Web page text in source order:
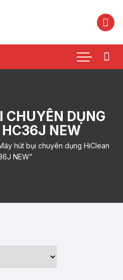
CHUYÊN DỤNG
NEW
hút bụi chuyên dụng HiClean
NEW”